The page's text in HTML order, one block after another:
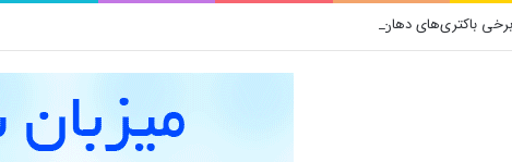
باکتری‌های دهان می‌توانند خطر ابتلا به آلزایمر را افزایش دهند